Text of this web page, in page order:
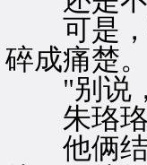
可是，
碎成痛楚。
"别说，
朱珞珞
他俩结